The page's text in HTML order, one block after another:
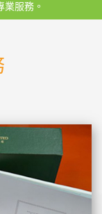
服務。